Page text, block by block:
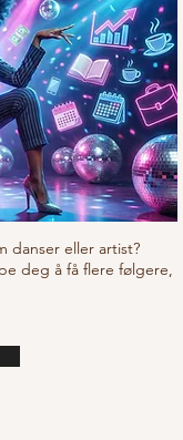
danser eller artist?
deg å få flere følgere,